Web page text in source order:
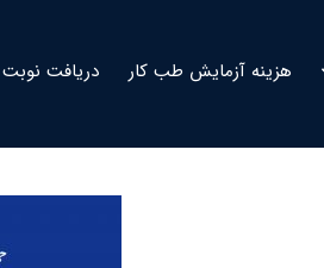
هزینه آزمایش طب کار دریافت نوبت